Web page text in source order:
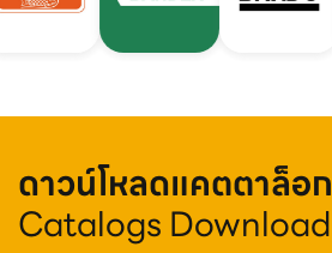
ดาวน์โหลดแคตตาล็อก
Catalogs Download